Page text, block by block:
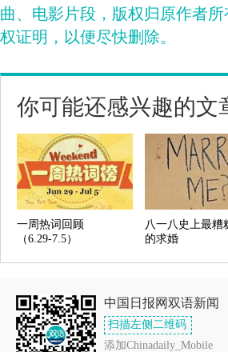
曲、电影片段，版权归原作者
权证明，以便尽快删除。
你可能还感兴趣的文
一周热词回顾
（6.29-7.5）
八一八史上最糟
的求婚
中国日报网双语新闻
扫描左侧二维码
添加Chinadaily_Mobile